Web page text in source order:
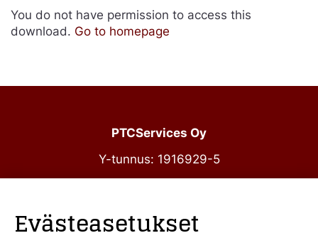
You do not have permission to access this
download. Go to homepage
PTCServices Oy
Y-tunnus: 1916929-5
julkiset@ptcs.fi
Evästeasetukset